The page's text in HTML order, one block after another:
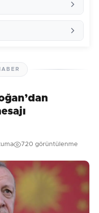
?
yorumu siz yapın!
720 görüntülenme